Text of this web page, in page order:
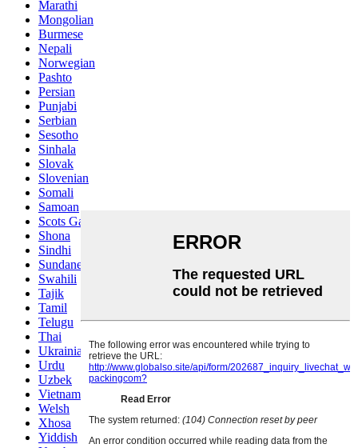
Marathi
Mongolian
Burmese
Nepali
Norwegian
Pashto
Persian
Punjabi
Serbian
Sesotho
Sinhala
Slovak
Slovenian
Somali
Samoan
Scots Gaelic
Shona
Sindhi
Sundanese
Swahili
Tajik
Tamil
Telugu
Thai
Ukrainian
Urdu
Uzbek
Vietnamese
Welsh
Xhosa
Yiddish